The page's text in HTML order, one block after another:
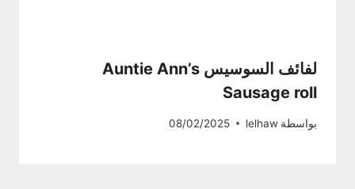
لفائف السوسيس Auntie Ann’s
Sausage roll
بواسطة lelhaw
08/02/2025